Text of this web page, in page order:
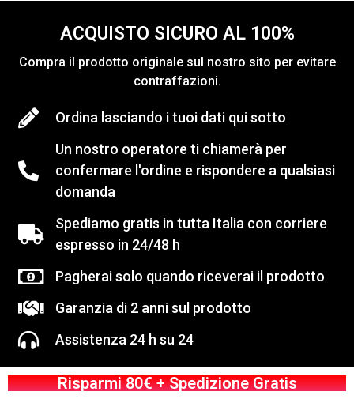
ACQUISTO SICURO AL 100%
Compra il prodotto originale sul nostro sito per evitare
contraffazioni.
Ordina lasciando i tuoi dati qui sotto
Un nostro operatore ti chiamerà per
confermare l'ordine e rispondere a qualsiasi
domanda
Spediamo gratis in tutta Italia con corriere
espresso in 24/48 h
Pagherai solo quando riceverai il prodotto
Garanzia di 2 anni sul prodotto
Assistenza 24 h su 24
Risparmi 80€ + Spedizione Gratis